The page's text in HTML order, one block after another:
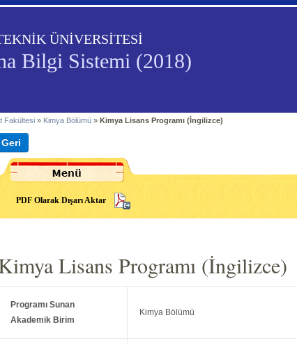
ÜNİVERSİTESİ
Bilgi Sistemi (2018)
Fakültesi » Kimya Bölümü »Kimya Lisans Programı (İngilizce)
PDF Olarak Dışarı Aktar
Lisans Programı (İngilizce)
Programı Sunan
Akademik Birim
Kimya Bölümü